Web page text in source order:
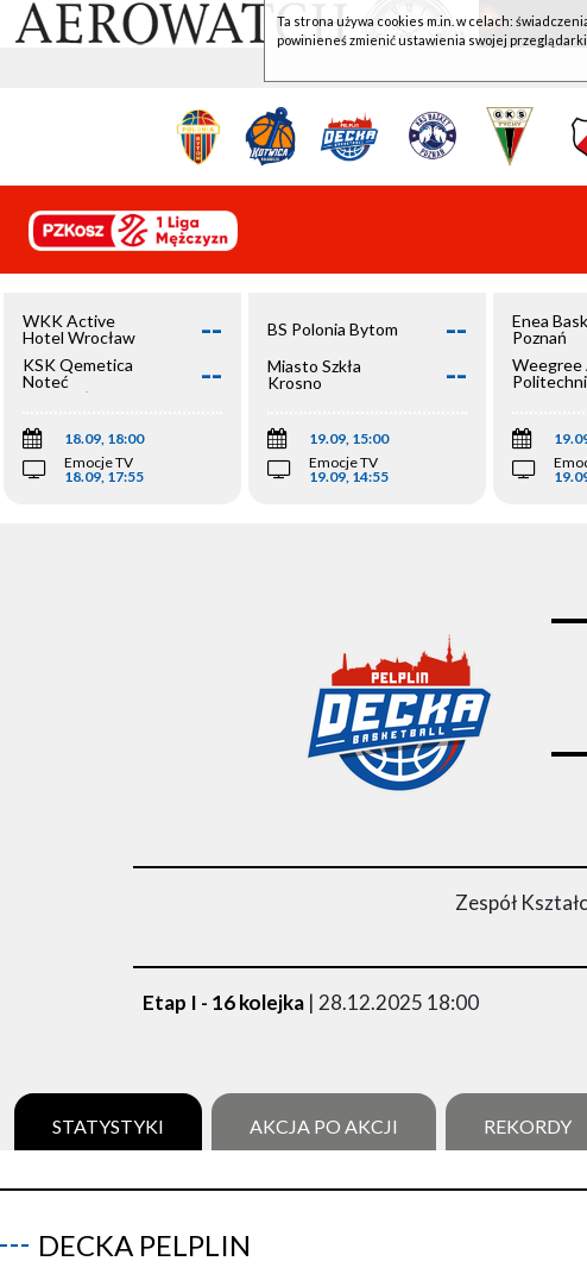
WKK Active
Hotel Wrocław
--
KSK Qemetica
Noteć
Inowrocław
--
18.09, 18:00
Emocje TV
18.09, 17:55
BS Polonia Bytom --
Miasto Szkła
Krosno
--
19.09, 15:00
Emocje TV
19.09, 14:55
Enea
Poznań
Weegree
Zespół
Etap I - 16 kolejka | 28.12.2025 18:00
STATYSTYKI AKCJA PO AKCJI REKORDY
DECKA PELPLIN
Ta strona używa cookies m.in. w celach:
powinieneś zmienić ustawienia swojej przeglądarki.